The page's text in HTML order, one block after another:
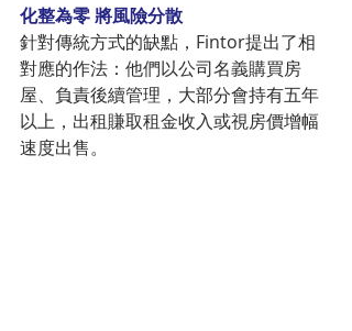
化整為零 將風險分散
針對傳統方式的缺點，Fintor提出了相
對應的作法：他們以公司名義購買房
屋、負責後續管理，大部分會持有五年
以上，出租賺取租金收入或視房價增幅
速度出售。